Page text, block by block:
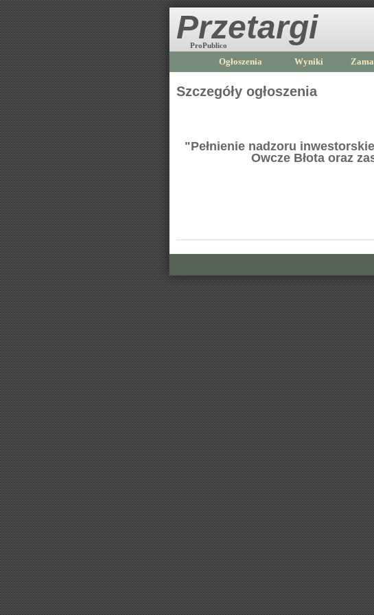
Przetargi
ProPublico
Ogłoszenia Wyniki
Szczegóły ogłoszenia
"Pełnienie nadzoru
Owcze Błota oraz